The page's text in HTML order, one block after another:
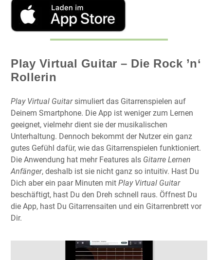
Play Virtual Guitar – Die Rock ’n‘
Rollerin
Play Virtual Guitarsimuliert das Gitarrenspielen auf
Deinem Smartphone. Die App ist weniger zum Lernen
geeignet, vielmehr dient sie der musikalischen
Unterhaltung. Dennoch bekommt der Nutzer ein ganz
gutes Gefühl dafür, wie das Gitarrenspielen funktioniert.
Die Anwendung hat mehr Features als Gitarre Lernen
Anfänger, deshalb ist sie nicht ganz so intuitiv. Hast Du
Dich aber ein paar Minuten mit Play Virtual Guitar
beschäftigt, hast Du den Dreh schnell raus. Öffnest Du
die App, hast Du Gitarrensaiten und ein Gitarrenbrett vor
Dir.